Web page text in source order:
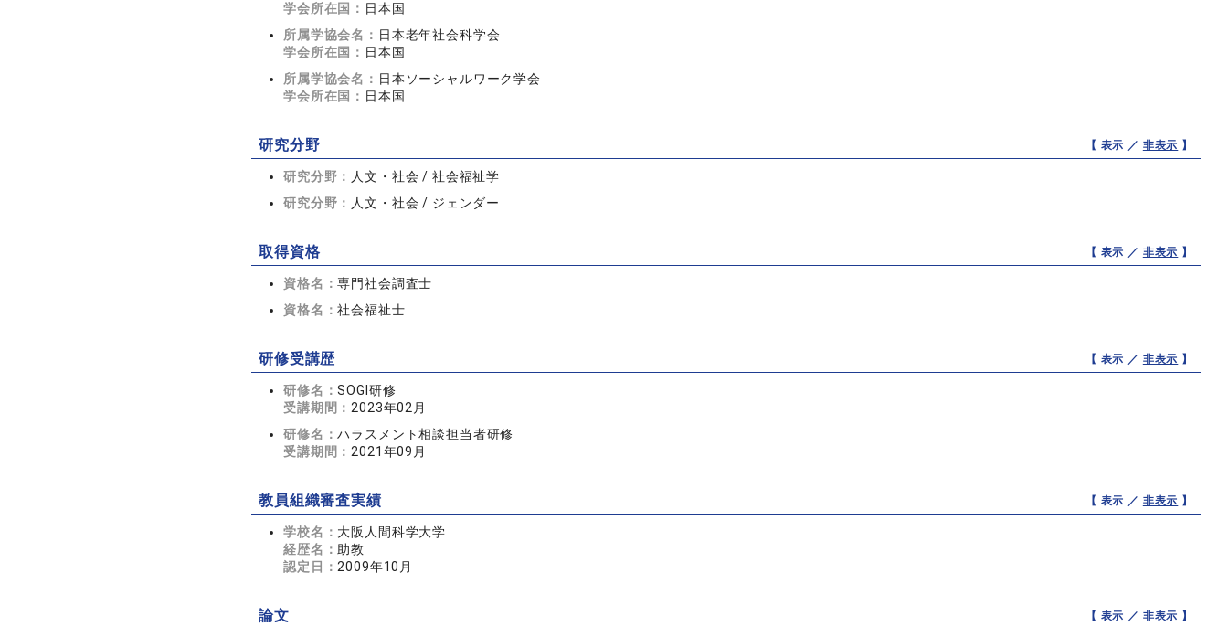
学会所在国： 日本国
所属学協会名： 日本老年社会科学会
学会所在国： 日本国
所属学協会名： 日本ソーシャルワーク学会
学会所在国： 日本国
研究分野 【 表示 ／ 非表示 】
研究分野： 人文・社会 / 社会福祉学
研究分野： 人文・社会 / ジェンダー
取得資格 【 表示 ／ 非表示 】
資格名：専門社会調査士
資格名：社会福祉士
研修受講歴 【 表示 ／ 非表示 】
研修名：SOGI研修
受講期間： 2023年02月
研修名：ハラスメント相談担当者研修
受講期間： 2021年09月
教員組織審査実績 【 表示 ／ 非表示 】
学校名： 大阪人間科学大学
経歴名： 助教
認定日： 2009年10月
論文 【 表示 ／ 非表示 】